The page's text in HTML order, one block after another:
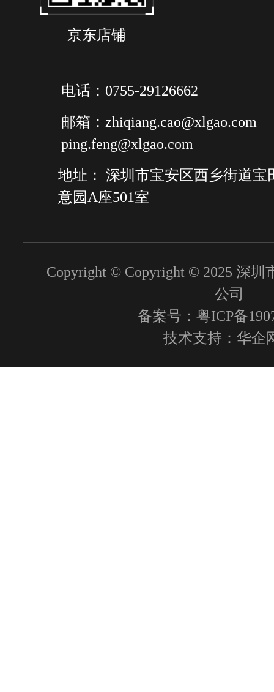
京东店铺
电话：0755-29126662
邮箱：zhiqiang.cao@xlgao.com
ping.feng@xlgao.com
地址： 深圳市宝安区西乡街道宝
意园A座501室
Copyright © Copyright © 2025 深圳
公司
备案号：粤ICP备
技术支持： 华企